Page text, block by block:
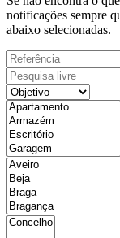
notificações sempre
abaixo selecionadas.